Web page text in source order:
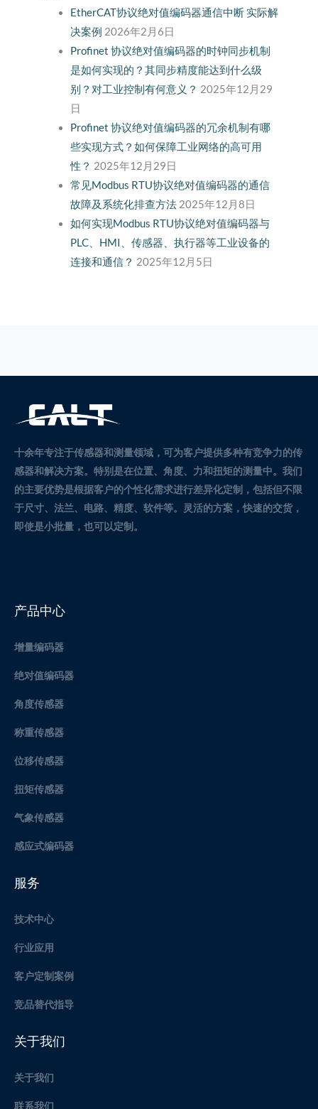
EtherCAT协议绝对值编码器通信中断 实际解
决案例 2026年2月6日
Profinet 协议绝对值编码器的时钟同步机制
是如何实现的？其同步精度能达到什么级
别？对工业控制有何意义？ 2025年12月29
日
Profinet 协议绝对值编码器的冗余机制有哪
些实现方式？如何保障工业网络的高可用
性？ 2025年12月29日
常见Modbus RTU协议绝对值编码器的通信
故障及系统化排查方法 2025年12月8日
如何实现Modbus RTU协议绝对值编码器与
PLC、HMI、传感器、执行器等工业设备的
连接和通信？ 2025年12月5日
十余年专注于传感器和测量领域，可为客户提供多种有竞争力的传
感器和解决方案。 特别是在位置、角度、力和扭矩的测量中。 我们
的主要优势是根据客户的个性化需求进行差异化定制，包括但不限
于尺寸、法兰、电路、精度、软件等。灵活的方案，快速的交货，
即使是小批量，也可以定制。
产品中心
增量编码器
绝对值编码器
角度传感器
称重传感器
位移传感器
扭矩传感器
气象传感器
感应式编码器
服务
技术中心
行业应用
客户定制案例
竞品替代指导
关于我们
关于我们
联系我们